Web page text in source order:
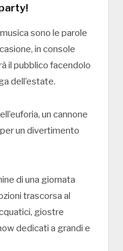
sono le parole
in console
il pubblico facendolo
dell’estate.
un cannone
un divertimento
di una giornata
trascorsa al
giostre
dedicati a grandi e